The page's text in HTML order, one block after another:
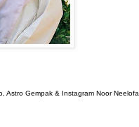
Astro Gempak & Instagram Noor Neelofa